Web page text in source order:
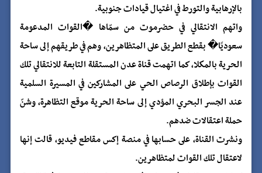
بالإرهابية والتورط في اغتيال قيادات جنوبية.
واتهم الانتقالي في حضرموت من سمّاها �القوات المدعومة
سعوديًا� بقطع الطريق على المتظاهرين، وهم في طريقهم إلى ساحة
الحرية بالمكلا، كما اتهمت قناة عدن المستقلة التابعة للانتقالي تلك
القوات بإطلاق الرصاص الحي على المشاركين في المسيرة السلمية
عند الجسر البحري المؤدي إلى ساحة الحرية موقع التظاهرة، وشنّ
حملة اعتقالات ضدهم.
ونشرت القناة، على حسابها في منصة إكس مقاطع فيديو، قالت إنها
لاعتقال تلك القوات لمتظاهرين.